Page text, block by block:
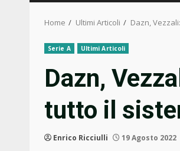
Home Ultimi Articoli Dazn,
Serie A Ultimi Articoli
Dazn,
tutto il
Enrico Ricciulli 19 Agosto 2022